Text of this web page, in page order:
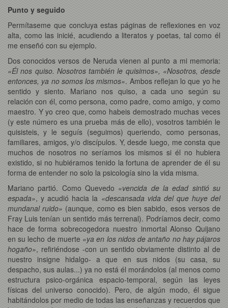
Punto y seguido
Permítaseme que concluya estas páginas de reflexiones en voz
alta, como las inicié, acudiendo a literatos y poetas, tal como él
me enseñó con su ejemplo.
Dos conocidos versos de Neruda vienen al punto a mi memoria:
«Él nos quiso. Nosotros también le quisimos», «Nosotros, desde
entonces, ya no somos los mismos». Ambos reflejan lo que yo he
sentido y siento. Mariano nos quiso, a cada uno según su
relación con él, como persona, como padre, como amigo, y como
maestro. Y yo creo que, como habeis demostrado muchas veces
(y este número es una prueba más de ello), vosotros también le
quisisteis, y le seguís (seguimos) queriendo, como personas,
familiares, amigos, y/o discípulos. Y, desde luego, me consta que
muchos de nosotros no seríamos los mismos si él no hubiera
existido, si no hubiéramos tenido la fortuna de aprender de él su
forma de entender no solo la psicología sino la vida misma.
Mariano partió. Como Quevedo «vencida de la edad sintió su
espada», y acudió hacia la «descansada vida del que huye del
mundanal ruido» (aunque, como es bien sabido, esos versos de
Fray Luis tenían un sentido más terrenal). Podríamos decir, como
hace de forma sobrecogedora nuestro inmortal Alonso Quijano
en su lecho de muerte «ya en los nidos de antaño no hay pájaros
hogaño», refiriéndose -con un sentido obviamente distinto al de
nuestro insigne hidalgo- a que en sus nidos (su casa, su
despacho, sus aulas...) ya no está él morándolos (al menos como
estructura psico-orgánica espacio-temporal, según las leyes
físicas del universo conocido). Pero, de algún modo, él sigue
habitándolos por medio de todas las enseñanzas y recuerdos que